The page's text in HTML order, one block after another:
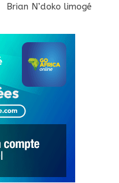
Brian N’doko limogé